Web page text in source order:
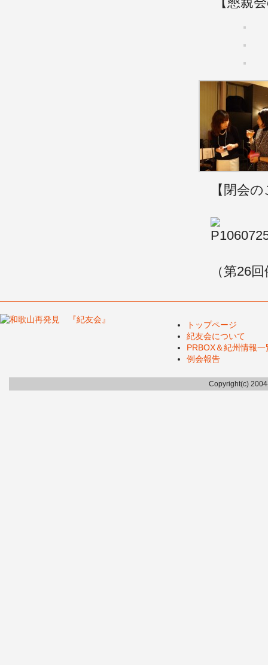
【閉会
（第26
トップページ
紀友会について
PRBOX＆紀州情報一
例会報告
Copyright(c)